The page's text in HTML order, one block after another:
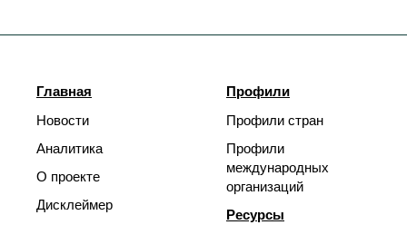
Главная
Новости
Аналитика
О проекте
Дисклеймер
Профили
Профили стран
Профили
международных
организаций
Ресурсы